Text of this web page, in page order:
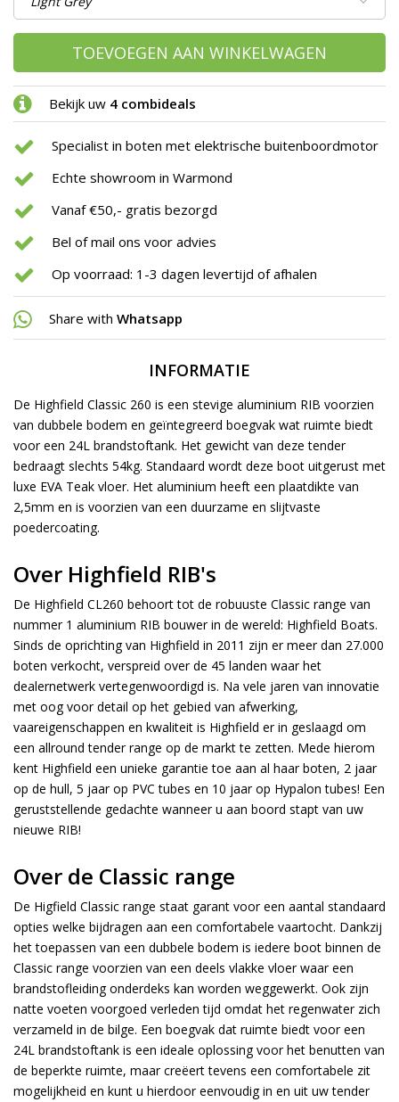
TOEVOEGEN AAN WINKELWAGEN
Bekijk uw 4 combideals
Specialist in boten met elektrische buitenboordmotor
Echte showroom in Warmond
Vanaf €50,- gratis bezorgd
Bel of mail ons voor advies
Op voorraad: 1-3 dagen levertijd of afhalen
Share with Whatsapp
INFORMATIE
De Highfield Classic 260 is een stevige aluminium RIB voorzien
van dubbele bodem en geïntegreerd boegvak wat ruimte biedt
voor een 24L brandstoftank. Het gewicht van deze tender
bedraagt slechts 54kg. Standaard wordt deze boot uitgerust met
luxe EVA Teak vloer. Het aluminium heeft een plaatdikte van
2,5mm en is voorzien van een duurzame en slijtvaste
poedercoating.
Over Highfield RIB's
De Highfield CL260 behoort tot de robuuste Classic range van
nummer 1 aluminium RIB bouwer in de wereld: Highfield Boats.
Sinds de oprichting van Highfield in 2011 zijn er meer dan 27.000
boten verkocht, verspreid over de 45 landen waar het
dealernetwerk vertegenwoordigd is. Na vele jaren van innovatie
met oog voor detail op het gebied van afwerking,
vaareigenschappen en kwaliteit is Highfield er in geslaagd om
een allround tender range op de markt te zetten. Mede hierom
kent Highfield een unieke garantie toe aan al haar boten, 2 jaar
op de hull, 5 jaar op PVC tubes en 10 jaar op Hypalon tubes! Een
geruststellende gedachte wanneer u aan boord stapt van uw
nieuwe RIB!
Over de Classic range
De Higfield Classic range staat garant voor een aantal standaard
opties welke bijdragen aan een comfortabele vaartocht. Dankzij
het toepassen van een dubbele bodem is iedere boot binnen de
Classic range voorzien van een deels vlakke vloer waar een
brandstofleiding onderdeks kan worden weggewerkt. Ook zijn
natte voeten voorgoed verleden tijd omdat het regenwater zich
verzameld in de bilge. Een boegvak dat ruimte biedt voor een
24L brandstoftank is een ideale oplossing voor het benutten van
de beperkte ruimte, maar creëert tevens een comfortabele zit
mogelijkheid en kunt u hierdoor eenvoudig in en uit uw tender